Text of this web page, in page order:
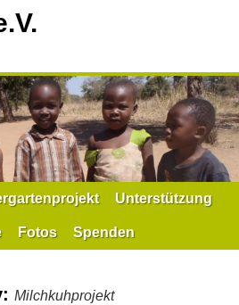
Unterstützung
Fotos Spenden
Milchkuhprojekt